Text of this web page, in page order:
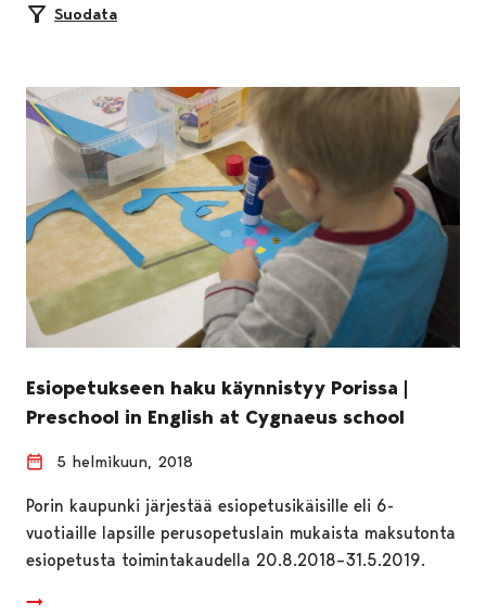
Suodata
Esiopetukseen haku käynnistyy Porissa |
Preschool in English at Cygnaeus school
5 helmikuun, 2018
Porin kaupunki järjestää esiopetusikäisille eli 6-
vuotiaille lapsille perusopetuslain mukaista maksutonta
esiopetusta toimintakaudella 20.8.2018–31.5.2019.